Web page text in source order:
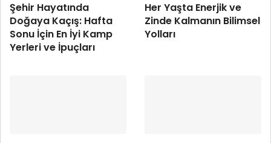
Şehir Hayatında
Doğaya Kaçış: Hafta
Sonu İçin En İyi Kamp
Yerleri ve İpuçları
Her Yaşta Enerjik ve
Zinde Kalmanın Bilimsel
Yolları